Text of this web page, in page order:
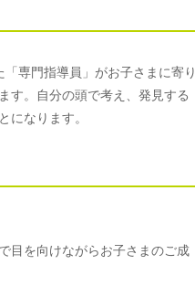
専門指導員」がお子さまに寄り
す。自分の頭で考え、発見する
なります。
目を向けながらお子さまのご成